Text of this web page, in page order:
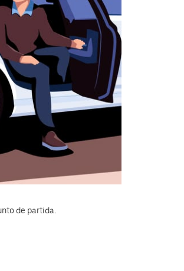
de partida.